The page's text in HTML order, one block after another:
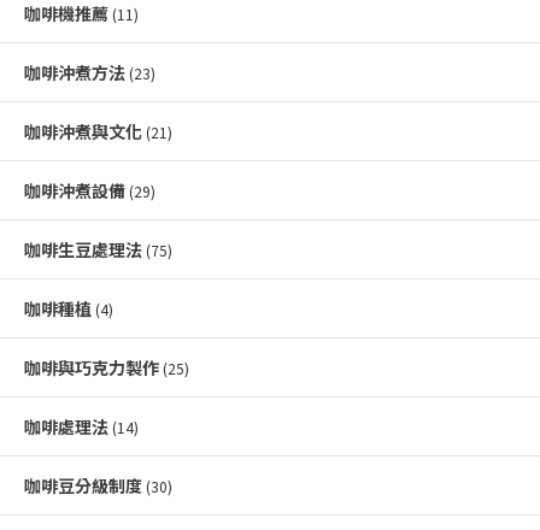
咖啡機推薦 (11)
咖啡沖煮方法 (23)
咖啡沖煮與文化 (21)
咖啡沖煮設備 (29)
咖啡生豆處理法 (75)
咖啡種植 (4)
咖啡與巧克力製作 (25)
咖啡處理法 (14)
咖啡豆分級制度 (30)